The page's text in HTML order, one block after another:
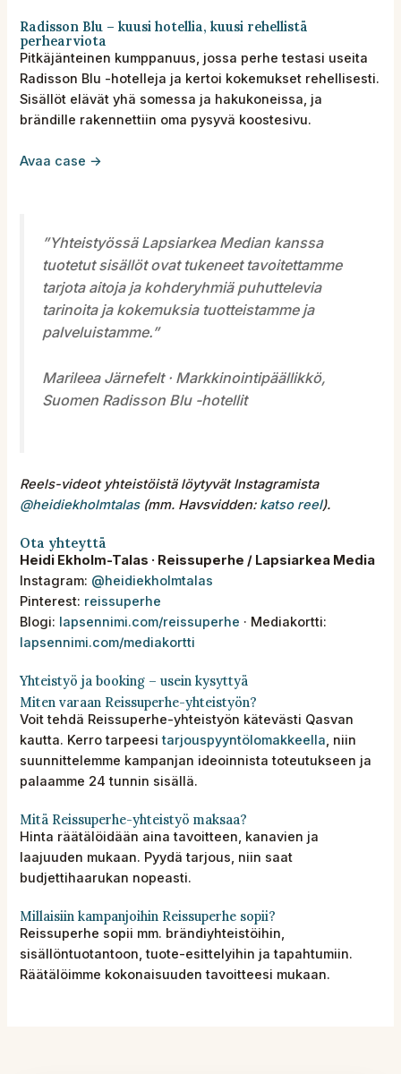
Radisson Blu – kuusi hotellia, kuusi rehellistä
perhearviota
Pitkäjänteinen kumppanuus, jossa perhe testasi useita
Radisson Blu -hotelleja ja kertoi kokemukset rehellisesti.
Sisällöt elävät yhä somessa ja hakukoneissa, ja
brändille rakennettiin oma pysyvä koostesivu.
Avaa case →
”Yhteistyössä Lapsiarkea Median kanssa
tuotetut sisällöt ovat tukeneet tavoitettamme
tarjota aitoja ja kohderyhmiä puhuttelevia
tarinoita ja kokemuksia tuotteistamme ja
palveluistamme.”
Marileea Järnefelt · Markkinointipäällikkö,
Suomen Radisson Blu -hotellit
Reels-videot yhteistöistä löytyvät Instagramista
@heidiekholmtalas(mm. Havsvidden: katso reel).
Ota yhteyttä
Heidi Ekholm-Talas · Reissuperhe / Lapsiarkea Media
Instagram: @heidiekholmtalas
Pinterest: reissuperhe
Blogi: lapsennimi.com/reissuperhe · Mediakortti:
lapsennimi.com/mediakortti
Yhteistyö ja booking – usein kysyttyä
Miten varaan Reissuperhe-yhteistyön?
Voit tehdä Reissuperhe-yhteistyön kätevästi Qasvan
kautta. Kerro tarpeesitarjouspyyntölomakkeella, niin
suunnittelemme kampanjan ideoinnista toteutukseen ja
palaamme 24 tunnin sisällä.
Mitä Reissuperhe-yhteistyö maksaa?
Hinta räätälöidään aina tavoitteen, kanavien ja
laajuuden mukaan. Pyydä tarjous, niin saat
budjettihaarukan nopeasti.
Millaisiin kampanjoihin Reissuperhe sopii?
Reissuperhe sopii mm. brändiyhteistöihin,
sisällöntuotantoon, tuote-esittelyihin ja tapahtumiin.
Räätälöimme kokonaisuuden tavoitteesi mukaan.